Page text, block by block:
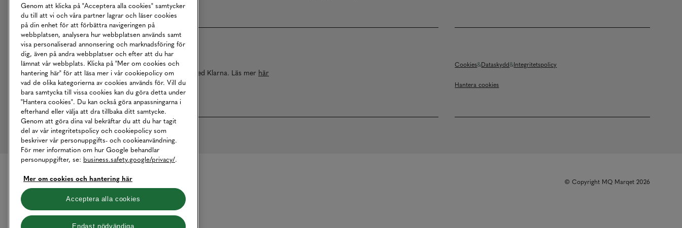
Betalningar online sköts i samarbete med Klarna. Läs mer här
Cookies Dataskydd Integritetspolicy
Hantera cookies
© Copyright MQ Marqet 2026
Genom att klicka på "Acceptera alla cookies" samtycker
du till att vi och våra partner lagrar och läser cookies
på din enhet för att förbättra navigeringen på
webbplatsen, analysera hur webbplatsen används samt
visa personaliserad annonsering och marknadsföring för
dig, även på andra webbplatser och efter att du har
lämnat vår webbplats. Klicka på "Mer om cookies och
hantering här" för att läsa mer i vår cookiepolicy om
vad de olika kategorierna av cookies används för. Vill du
bara samtycka till vissa cookies kan du göra detta under
"Hantera cookies". Du kan också göra anpassningarna i
efterhand eller välja att dra tillbaka ditt samtycke.
Genom att göra dina val bekräftar du att du har tagit
del av vår integritetspolicy och cookiepolicy som
beskriver vår personuppgifts- och cookieanvändning.
För mer information om hur Google behandlar
personuppgifter, se: business.safety.google/privacy/.
Mer om cookies och hantering här
Acceptera alla cookies
Endast nödvändiga